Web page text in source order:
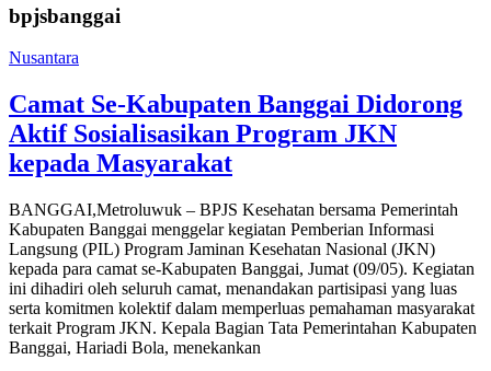
bpjsbanggai
Nusantara
Camat Se-Kabupaten Banggai Didorong
Aktif Sosialisasikan Program JKN
kepada Masyarakat
BANGGAI,Metroluwuk – BPJS Kesehatan bersama Pemerintah
Kabupaten Banggai menggelar kegiatan Pemberian Informasi
Langsung (PIL) Program Jaminan Kesehatan Nasional (JKN)
kepada para camat se-Kabupaten Banggai, Jumat (09/05). Kegiatan
ini dihadiri oleh seluruh camat, menandakan partisipasi yang luas
serta komitmen kolektif dalam memperluas pemahaman masyarakat
terkait Program JKN. Kepala Bagian Tata Pemerintahan Kabupaten
Banggai, Hariadi Bola, menekankan